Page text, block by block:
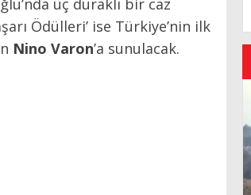
üç duraklı bir caz
Ödülleri’ ise Türkiye’nin ilk
Nino Varon’a sunulacak.